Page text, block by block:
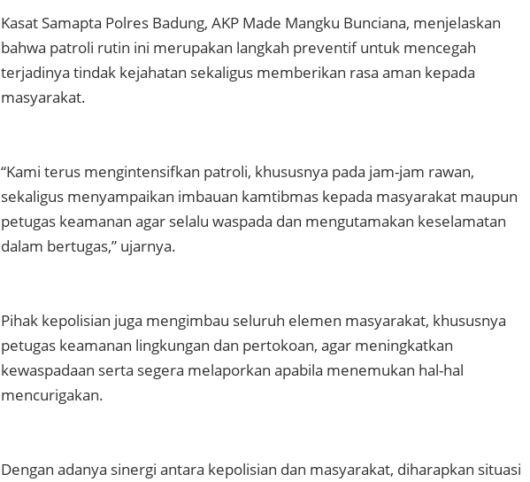
Kasat Samapta Polres Badung, AKP Made Mangku Bunciana, menjelaskan
bahwa patroli rutin ini merupakan langkah preventif untuk mencegah
terjadinya tindak kejahatan sekaligus memberikan rasa aman kepada
masyarakat.
“Kami terus mengintensifkan patroli, khususnya pada jam-jam rawan,
sekaligus menyampaikan imbauan kamtibmas kepada masyarakat maupun
petugas keamanan agar selalu waspada dan mengutamakan keselamatan
dalam bertugas,” ujarnya.
Pihak kepolisian juga mengimbau seluruh elemen masyarakat, khususnya
petugas keamanan lingkungan dan pertokoan, agar meningkatkan
kewaspadaan serta segera melaporkan apabila menemukan hal-hal
mencurigakan.
Dengan adanya sinergi antara kepolisian dan masyarakat, diharapkan situasi